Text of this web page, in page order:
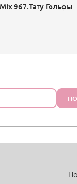
Mix 967.Тату Гольфы